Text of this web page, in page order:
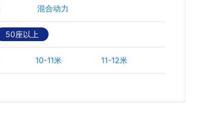
混合动力
50座以上
10-11米 11-12米